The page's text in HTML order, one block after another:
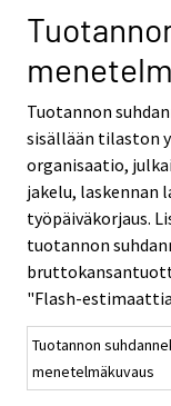
Tuotannon
sisällään tilaston
organisaatio,
jakelu, laskennan
työpäiväkorjaus.
tuotannon
"Flash-
Tuotannon
menetelmäkuvaus